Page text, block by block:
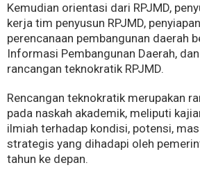
Kemudian orientasi dari RPJMD,
kerja tim penyusun RPJMD,
perencanaan pembangunan daerah
Informasi Pembangunan Daerah,
rancangan teknokratik RPJMD.
Rencangan teknokratik merupakan
pada naskah akademik, meliputi
ilmiah terhadap kondisi, potensi,
strategis yang dihadapi oleh
tahun ke depan.